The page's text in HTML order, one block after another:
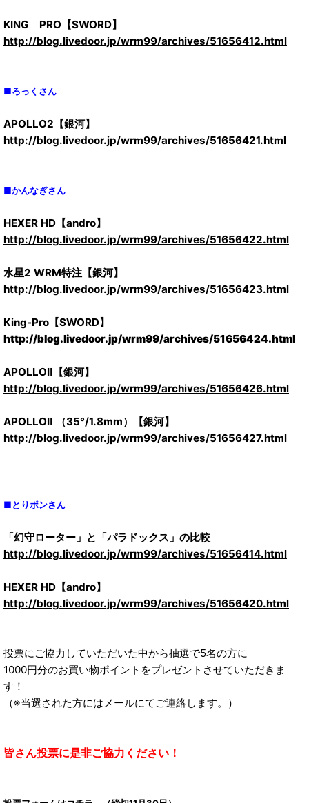
KING PRO【SWORD】
http://blog.livedoor.jp/wrm99/archives/51656412.html
■ろっくさん
APOLLO2【銀河】
http://blog.livedoor.jp/wrm99/archives/51656421.html
■かんなぎさん
HEXER HD【andro】
http://blog.livedoor.jp/wrm99/archives/51656422.html
水星2 WRM特注【銀河】
http://blog.livedoor.jp/wrm99/archives/51656423.html
King-Pro【SWORD】
http://blog.livedoor.jp/wrm99/archives/51656424.html
APOLLOⅡ【銀河】
http://blog.livedoor.jp/wrm99/archives/51656426.html
APOLLOⅡ （35°/1.8mm）【銀河】
http://blog.livedoor.jp/wrm99/archives/51656427.html
■とりポンさん
「幻守ローター」と「パラドックス」の比較
http://blog.livedoor.jp/wrm99/archives/51656414.html
HEXER HD【andro】
http://blog.livedoor.jp/wrm99/archives/51656420.html
投票にご協力していただいた中から抽選で5名の方に
1000円分のお買い物ポイントをプレゼントさせていただきま
す！
（※当選された方にはメールにてご連絡します。）
皆さん投票に是非ご協力ください！